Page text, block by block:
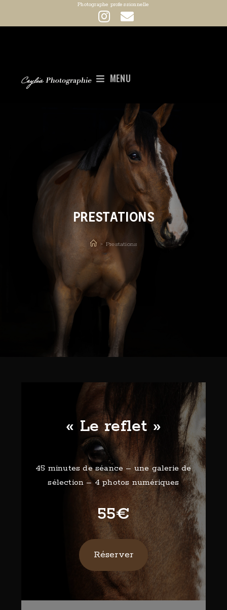
Photographe professionnelle
MENU
PRESTATIONS
> Prestations
« Le reflet »
45 minutes de séance – une galerie de
sélection – 4 photos numériques
55€
Réserver